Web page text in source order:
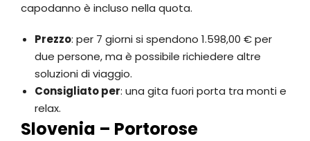
capodanno è incluso nella quota.
Prezzo: per 7 giorni si spendono 1.598,00 € per
due persone, ma è possibile richiedere altre
soluzioni di viaggio.
Consigliato per: una gita fuori porta tra monti e
relax.
Slovenia – Portorose